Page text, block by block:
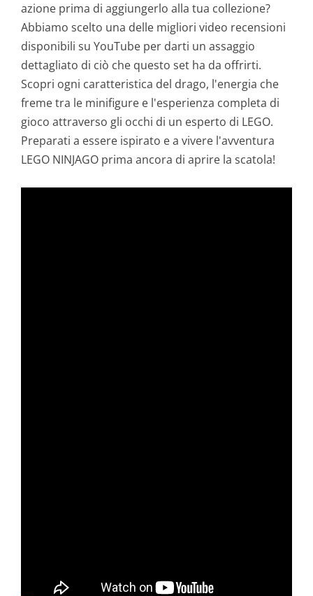
azione prima di aggiungerlo alla tua collezione?
Abbiamo scelto una delle migliori video recensioni
disponibili su YouTube per darti un assaggio
dettagliato di ciò che questo set ha da offrirti.
Scopri ogni caratteristica del drago, l'energia che
freme tra le minifigure e l'esperienza completa di
gioco attraverso gli occhi di un esperto di LEGO.
Preparati a essere ispirato e a vivere l'avventura
LEGO NINJAGO prima ancora di aprire la scatola!